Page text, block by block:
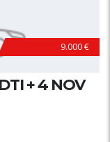
9.000 €
+ 4 NOV